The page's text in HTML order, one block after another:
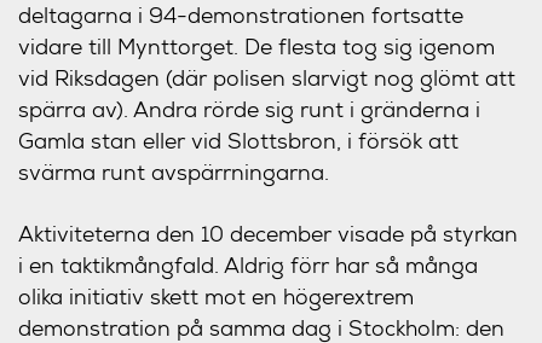
deltagarna i 94-demonstrationen fortsatte
vidare till Mynttorget. De flesta tog sig igenom
vid Riksdagen (där polisen slarvigt nog glömt att
spärra av). Andra rörde sig runt i gränderna i
Gamla stan eller vid Slottsbron, i försök att
svärma runt avspärrningarna.
Aktiviteterna den 10 december visade på styrkan
i en taktikmångfald. Aldrig förr har så många
olika initiativ skett mot en högerextrem
demonstration på samma dag i Stockholm: den